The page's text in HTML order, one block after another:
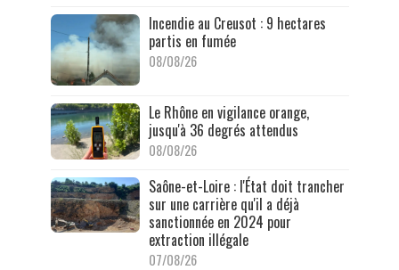
Incendie au Creusot : 9 hectares
partis en fumée
08/08/26
Le Rhône en vigilance orange,
jusqu'à 36 degrés attendus
08/08/26
Saône-et-Loire : l'État doit trancher
sur une carrière qu'il a déjà
sanctionnée en 2024 pour
extraction illégale
07/08/26